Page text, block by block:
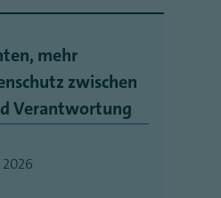
mehr
zwischen
Verantwortung